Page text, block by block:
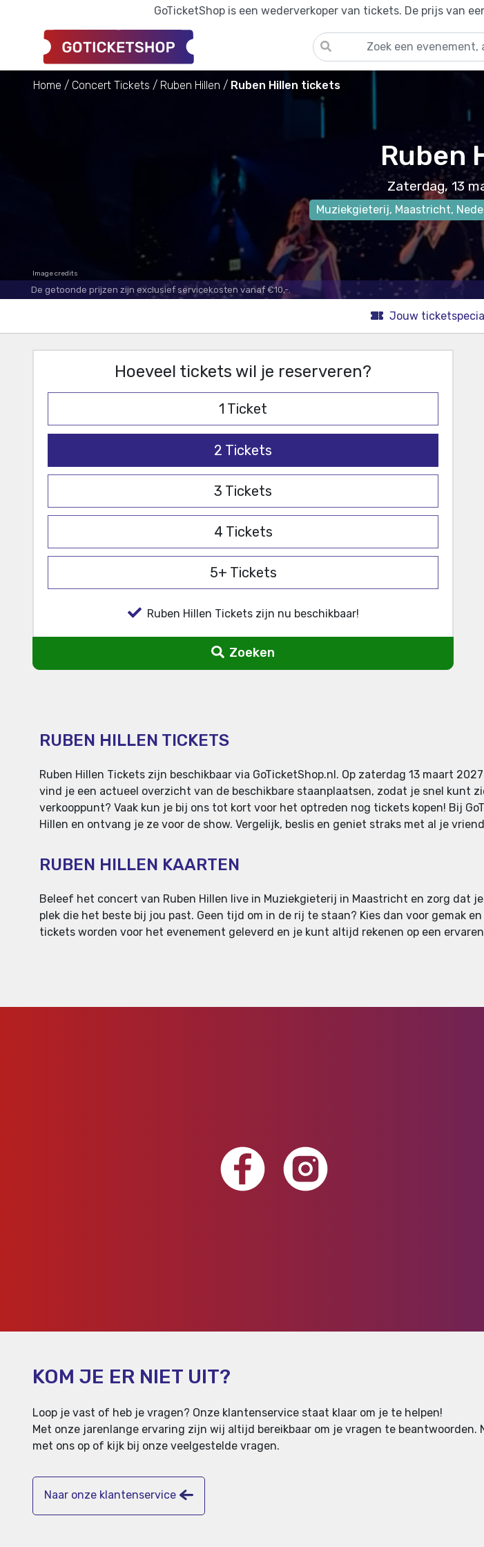
GoTicketShop is een wederverkoper van tickets. De prijs van
Home Concert Tickets Ruben Hillen Ruben Hillen tickets
Ruben
Zaterdag, 13
Muziekgieterij, Maastricht,
Image credits
De getoonde prijzen zijn exclusief servicekosten vanaf €10,-.
Jouw
Hoeveel tickets wil je reserveren?
1 Ticket
2 Tickets
3 Tickets
4 Tickets
5+ Tickets
Ruben Hillen Tickets zijn nu beschikbaar!
Zoeken
RUBEN HILLEN TICKETS
Ruben Hillen Tickets zijn beschikbaar via GoTicketShop.nl. Op zaterdag 13 maart
vind je een actueel overzicht van de beschikbare staanplaatsen, zodat je snel kunt
verkooppunt? Vaak kun je bij ons tot kort voor het optreden nog tickets kopen! Bij
Hillen en ontvang je ze voor de show. Vergelijk, beslis en geniet straks met al je
RUBEN HILLEN KAARTEN
Beleef het concert van Ruben Hillen live in Muziekgieterij in Maastricht en zorg dat
plek die het beste bij jou past. Geen tijd om in de rij te staan? Kies dan voor gemak
tickets worden voor het evenement geleverd en je kunt altijd rekenen op een
KOM JE ER NIET UIT?
Loop je vast of heb je vragen? Onze klantenservice staat klaar om je te helpen!
Met onze jarenlange ervaring zijn wij altijd bereikbaar om je vragen te beantwoorden.
met ons op of kijk bij onze veelgestelde vragen.
Naar onze klantenservice